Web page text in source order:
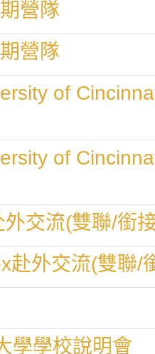
營隊
營隊
of
of
交流(雙聯/銜
外交流(雙聯/
學學校說明會